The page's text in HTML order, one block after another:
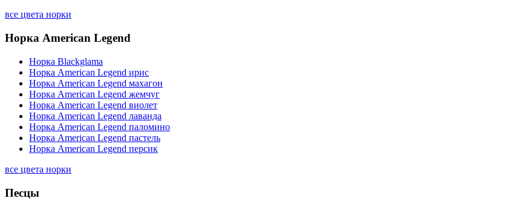
все цвета норки
Норка American Legend
Норка Blackglama
Норка American Legend ирис
Норка American Legend махагон
Норка American Legend жемчуг
Норка American Legend виолет
Норка American Legend лаванда
Норка American Legend паломино
Норка American Legend пастель
Норка American Legend персик
все цвета норки
Песцы